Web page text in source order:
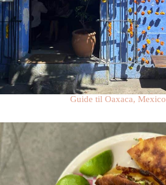
Guide til Oaxaca, Mexico